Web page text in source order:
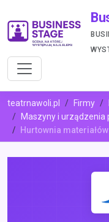
teatrnawoli.pl Firmy
Maszyny i urządzenia
Hurtownia